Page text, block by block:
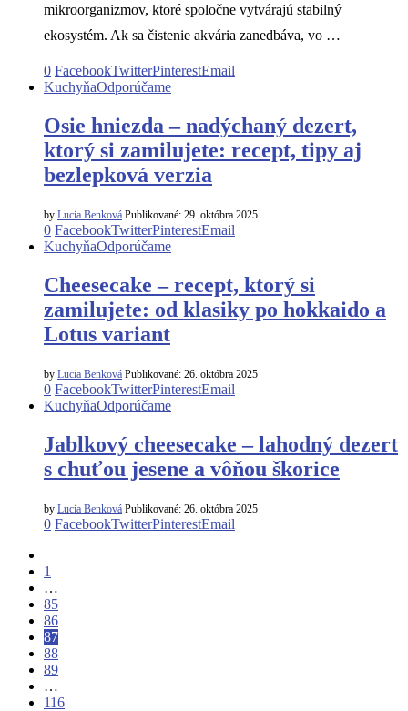
mikroorganizmov, ktoré spoločne vytvárajú stabilný
ekosystém. Ak sa čistenie akvária zanedbáva, vo …
0 FacebookTwitterPinterestEmail
KuchyňaOdporúčame
Osie hniezda – nadýchaný dezert,
ktorý si zamilujete: recept, tipy aj
bezlepková verzia
by Lucia Benková Publikované: 29. októbra 2025
0 FacebookTwitterPinterestEmail
KuchyňaOdporúčame
Cheesecake – recept, ktorý si
zamilujete: od klasiky po hokkaido a
Lotus variant
by Lucia Benková Publikované: 26. októbra 2025
0 FacebookTwitterPinterestEmail
KuchyňaOdporúčame
Jablkový cheesecake – lahodný dezert
s chuťou jesene a vôňou škorice
by Lucia Benková Publikované: 26. októbra 2025
0 FacebookTwitterPinterestEmail
1
…
85
86
87
88
89
…
116